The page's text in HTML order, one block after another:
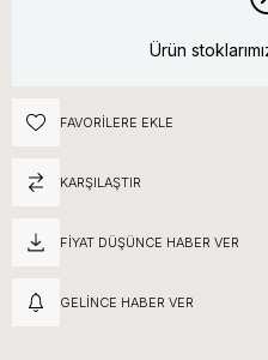
Ürün
FAVORILERE EKLE
KARŞILAŞTIR
FIYAT DÜŞÜNCE HABER VER
GELINCE HABER VER